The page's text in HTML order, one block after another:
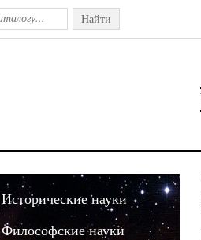
Найти
Исторические науки
Философские науки